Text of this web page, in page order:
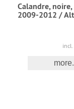
Calandre,
2009-2012 /